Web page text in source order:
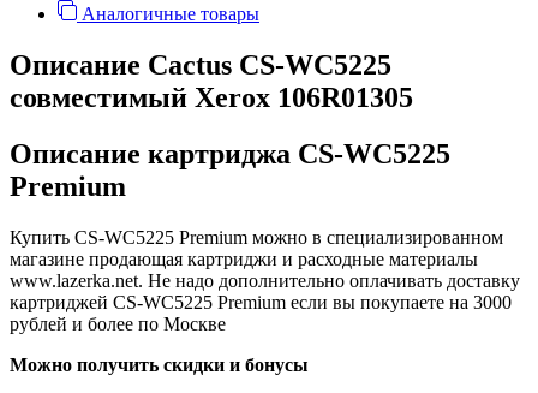
Аналогичные товары
Описание Cactus CS-WC5225
совместимый Xerox 106R01305
Описание картриджа CS-WC5225
Premium
Купить CS-WC5225 Premium можно в специализированном
магазине продающая картриджи и расходные материалы
www.lazerka.net. Не надо дополнительно оплачивать доставку
картриджей CS-WC5225 Premium если вы покупаете на 3000
рублей и более по Москве
Можно получить скидки и бонусы